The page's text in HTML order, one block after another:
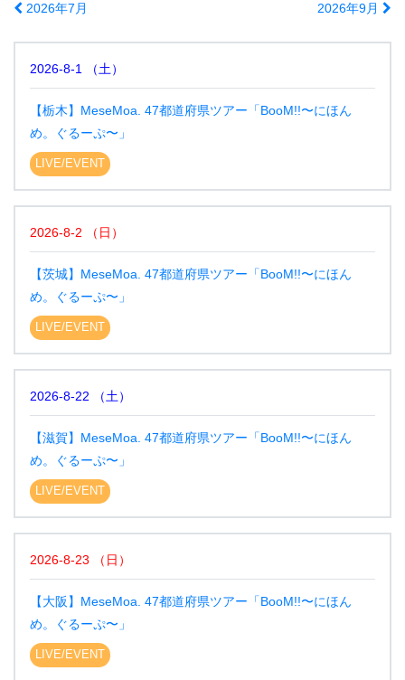
2026年7月 2026年9月
2026-8-1 （土）
【栃木】MeseMoa. 47都道府県ツアー「BooM!!〜にほん
め。ぐるーぷ〜」
LIVE/EVENT
2026-8-2 （ 日 ）
【茨城】MeseMoa. 47都道府県ツアー「BooM!!〜にほん
め。ぐるーぷ〜」
LIVE/EVENT
2026-8-22 （土）
【滋賀】MeseMoa. 47都道府県ツアー「BooM!!〜にほん
め。ぐるーぷ〜」
LIVE/EVENT
2026-8-23 （ 日 ）
【大阪】MeseMoa. 47都道府県ツアー「BooM!!〜にほん
め。ぐるーぷ〜」
LIVE/EVENT